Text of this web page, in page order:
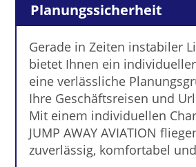
Planungssicherheit
Gerade in Zeiten instabiler
bietet Ihnen ein
eine verlässliche
Ihre Geschäftsreisen und
Mit einem individuellen
JUMP AWAY AVIATION
zuverlässig, komfortabel